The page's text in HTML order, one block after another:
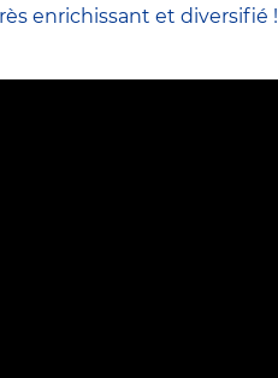
enrichissant et diversifié !